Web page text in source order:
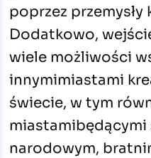
poprzez
Dodatkowo,
wiele możliwości
innymimiastami
świecie, w tym
miastamibędącymi
narodowym,